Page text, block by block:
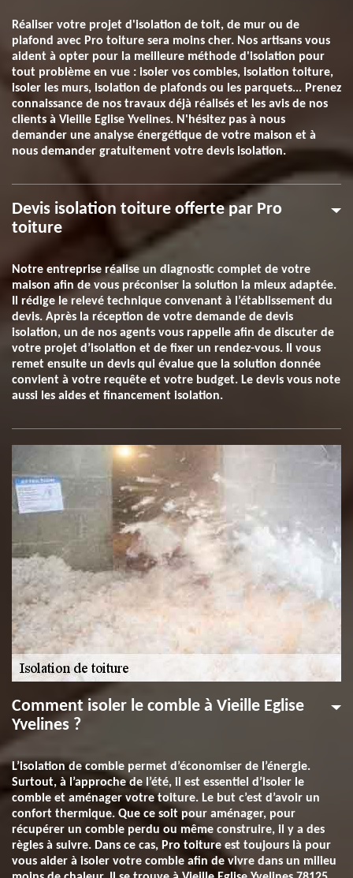
Réaliser votre projet d'isolation de toit, de mur ou de
plafond avec Pro toiture sera moins cher. Nos artisans vous
aident à opter pour la meilleure méthode d'isolation pour
tout problème en vue : isoler vos combles, isolation toiture,
isoler les murs, isolation de plafonds ou les parquets... Prenez
connaissance de nos travaux déjà réalisés et les avis de nos
clients à Vieille Eglise Yvelines. N'hésitez pas à nous
demander une analyse énergétique de votre maison et à
nous demander gratuitement votre devis isolation.
Devis isolation toiture offerte par Pro
toiture
Notre entreprise réalise un diagnostic complet de votre
maison afin de vous préconiser la solution la mieux adaptée.
Il rédige le relevé technique convenant à l’établissement du
devis. Après la réception de votre demande de devis
isolation, un de nos agents vous rappelle afin de discuter de
votre projet d’isolation et de fixer un rendez-vous. Il vous
remet ensuite un devis qui évalue que la solution donnée
convient à votre requête et votre budget. Le devis vous note
aussi les aides et financement isolation.
Comment isoler le comble à Vieille Eglise
Yvelines ?
L’isolation de comble permet d’économiser de l’énergie.
Surtout, à l’approche de l’été, il est essentiel d’isoler le
comble et aménager votre toiture. Le but c’est d’avoir un
confort thermique. Que ce soit pour aménager, pour
récupérer un comble perdu ou même construire, il y a des
règles à suivre. Dans ce cas, Pro toiture est toujours là pour
vous aider à isoler votre comble afin de vivre dans un milieu